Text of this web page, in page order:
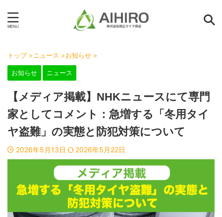
トップ >ニュース >お知らせ >
お知らせ ニュース
【メディア掲載】NHKニュースにて専門
家としてコメント：急増する「冬用タイ
ヤ盗難」の実態と防犯対策について
2026年5月13日 2026年5月22日